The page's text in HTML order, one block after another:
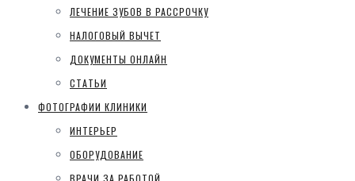
ЛЕЧЕНИЕ ЗУБОВ В РАССРОЧКУ
НАЛОГОВЫЙ ВЫЧЕТ
ДОКУМЕНТЫ ОНЛАЙН
СТАТЬИ
ФОТОГРАФИИ КЛИНИКИ
ИНТЕРЬЕР
ОБОРУДОВАНИЕ
ВРАЧИ ЗА РАБОТОЙ